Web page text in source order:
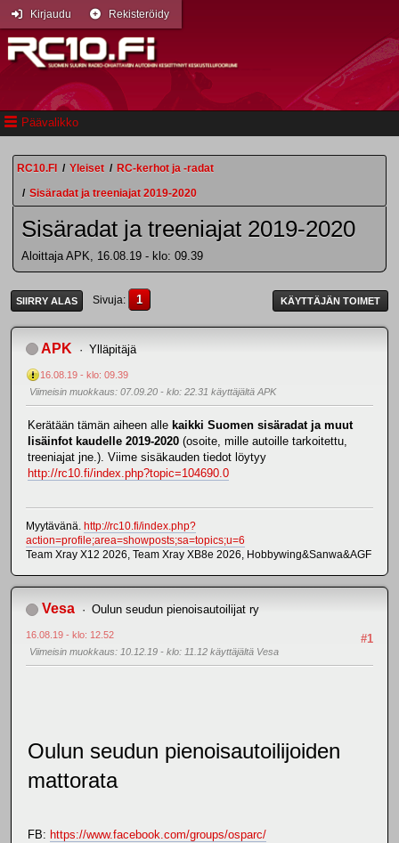
Päävalikko
Kirjaudu Rekisteröidy
RC10.FI / Yleiset / RC-kerhot ja -radat
/ Sisäradat ja treeniajat 2019-2020
Sisäradat ja treeniajat 2019-2020
Aloittaja APK, 16.08.19 - klo: 09.39
SIIRRY ALAS Sivuja 1 KÄYTTÄJÄN TOIMET
APK Ylläpitäjä
16.08.19 - klo: 09.39
Viimeisin muokkaus: 07.09.20 - klo: 22.31 käyttäjältä APK
Kerätään tämän aiheen alle kaikki Suomen sisäradat ja muut
lisäinfot kaudelle 2019-2020 (osoite, mille autoille tarkoitettu,
treeniajat jne.). Viime sisäkauden tiedot löytyy
http://rc10.fi/index.php?topic=104690.0
Myytävänä. http://rc10.fi/index.php?
action=profile;area=showposts;sa=topics;u=6
Team Xray X12 2026, Team Xray XB8e 2026, Hobbywing&Sanwa&AGF
Vesa Oulun seudun pienoisautoilijat ry
#1
16.08.19 - klo: 12.52
Viimeisin muokkaus: 10.12.19 - klo: 11.12 käyttäjältä Vesa
Oulun seudun pienoisautoilijoiden
mattorata
FB: https://www.facebook.com/groups/osparc/